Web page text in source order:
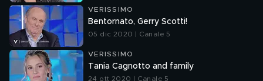
VERISSIMO
Bentornato, Gerry Scotti!
05 dic 2020 | Canale 5
VERISSIMO
Tania Cagnotto and family
24 ott 2020 | Canale 5